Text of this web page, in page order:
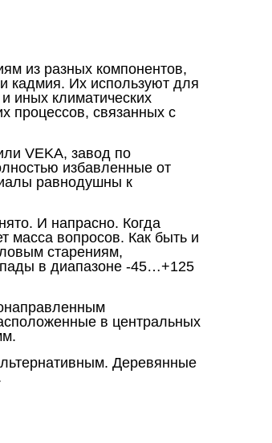
из разных компонентов,
кадмия. Их используют для
иных климатических
процессов, связанных с
VEKA, завод по
избавленные от
равнодушны к
И напрасно. Когда
масса вопросов. Как быть и
старениям,
в диапазоне -45…+125
в центральных
Деревянные